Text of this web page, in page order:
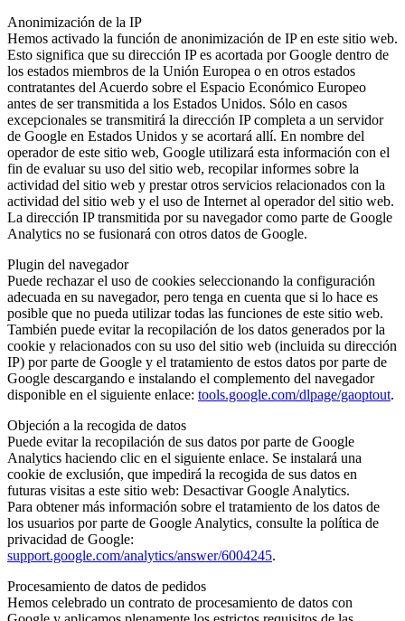
Anonimización de la IP
Hemos activado la función de anonimización de IP en este sitio web.
Esto significa que su dirección IP es acortada por Google dentro de
los estados miembros de la Unión Europea o en otros estados
contratantes del Acuerdo sobre el Espacio Económico Europeo
antes de ser transmitida a los Estados Unidos. Sólo en casos
excepcionales se transmitirá la dirección IP completa a un servidor
de Google en Estados Unidos y se acortará allí. En nombre del
operador de este sitio web, Google utilizará esta información con el
fin de evaluar su uso del sitio web, recopilar informes sobre la
actividad del sitio web y prestar otros servicios relacionados con la
actividad del sitio web y el uso de Internet al operador del sitio web.
La dirección IP transmitida por su navegador como parte de Google
Analytics no se fusionará con otros datos de Google.
Plugin del navegador
Puede rechazar el uso de cookies seleccionando la configuración
adecuada en su navegador, pero tenga en cuenta que si lo hace es
posible que no pueda utilizar todas las funciones de este sitio web.
También puede evitar la recopilación de los datos generados por la
cookie y relacionados con su uso del sitio web (incluida su dirección
IP) por parte de Google y el tratamiento de estos datos por parte de
Google descargando e instalando el complemento del navegador
disponible en el siguiente enlace: tools.google.com/dlpage/gaoptout.
Objeción a la recogida de datos
Puede evitar la recopilación de sus datos por parte de Google
Analytics haciendo clic en el siguiente enlace. Se instalará una
cookie de exclusión, que impedirá la recogida de sus datos en
futuras visitas a este sitio web: Desactivar Google Analytics.
Para obtener más información sobre el tratamiento de los datos de
los usuarios por parte de Google Analytics, consulte la política de
privacidad de Google:
support.google.com/analytics/answer/6004245.
Procesamiento de datos de pedidos
Hemos celebrado un contrato de procesamiento de datos con